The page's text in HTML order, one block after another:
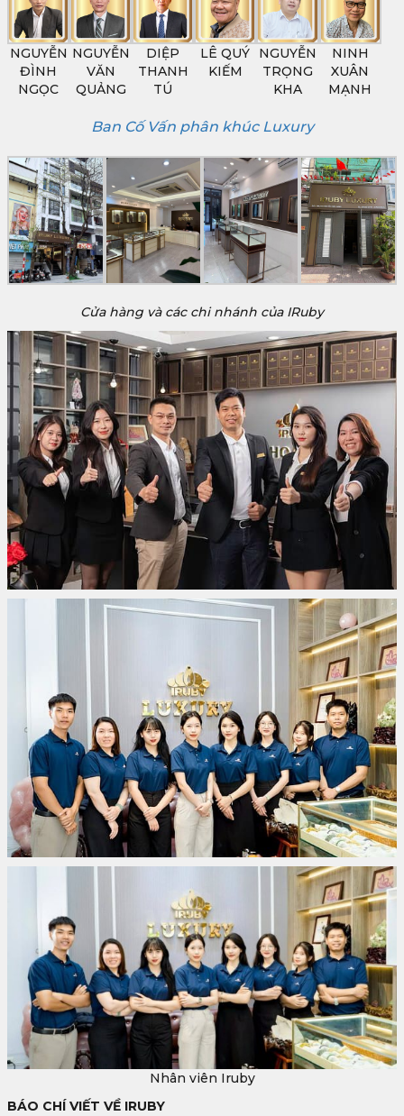
NGUYỄN
ĐÌNH
NGỌC
NGUYỄN
VĂN
QUẢNG
DIỆP
THANH
TÚ
LÊ QUÝ
KIẾM
NGUYỄN
TRỌNG
KHA
NINH
XUÂN
MẠNH
Ban Cố Vấn phân khúc Luxury
Cửa hàng và các chi nhánh của IRuby
Nhân viên Iruby
BÁO CHÍ VIẾT VỀ IRUBY